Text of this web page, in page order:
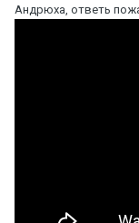
Андрюха, ответь